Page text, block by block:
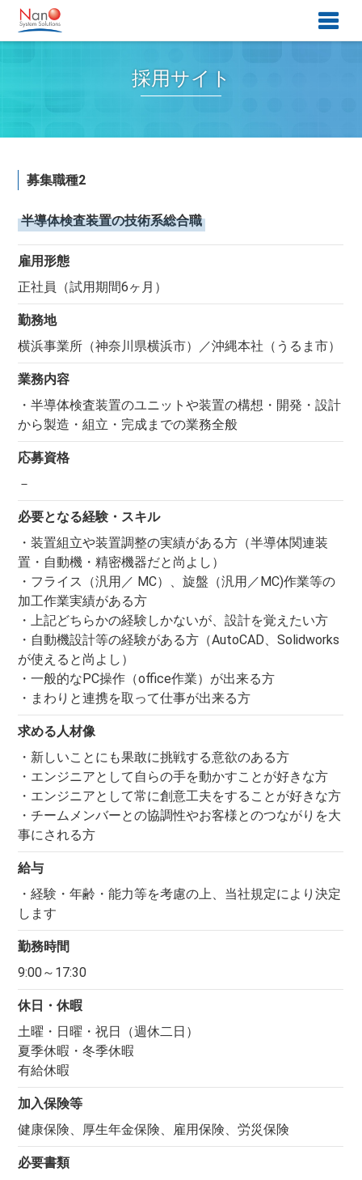
採用サイト
募集職種2
半導体検査装置の技術系総合職
雇用形態
正社員（試用期間6ヶ月）
勤務地
横浜事業所（神奈川県横浜市）／沖縄本社（うるま市）
業務内容
・半導体検査装置のユニットや装置の構想・開発・設計
から製造・組立・完成までの業務全般
応募資格
－
必要となる経験・スキル
・装置組立や装置調整の実績がある方（半導体関連装
置・自動機・精密機器だと尚よし）
・フライス（汎用／ MC）、旋盤（汎用／MC)作業等の
加工作業実績がある方
・上記どちらかの経験しかないが、設計を覚えたい方
・自動機設計等の経験がある方（AutoCAD、Solidworks
が使えると尚よし）
・一般的なPC操作（office作業）が出来る方
・まわりと連携を取って仕事が出来る方
求める人材像
・新しいことにも果敢に挑戦する意欲のある方
・エンジニアとして自らの手を動かすことが好きな方
・エンジニアとして常に創意工夫をすることが好きな方
・チームメンバーとの協調性やお客様とのつながりを大
事にされる方
給与
・経験・年齢・能力等を考慮の上、当社規定により決定
します
勤務時間
9:00～17:30
休日・休暇
土曜・日曜・祝日（週休二日）
夏季休暇・冬季休暇
有給休暇
加入保険等
健康保険、厚生年金保険、雇用保険、労災保険
必要書類